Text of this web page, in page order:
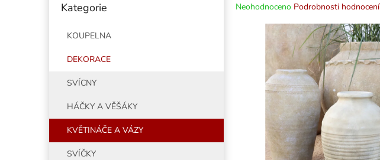
n
l
kategorie
Kategorie
KOUPELNA
DEKORACE
SVÍCNY
HÁČKY A VĚŠÁKY
KVĚTINÁČE A VÁZY
SVÍČKY
Průměrné
hvězdiček.
Neohodnoceno Podrobnosti hodnocení